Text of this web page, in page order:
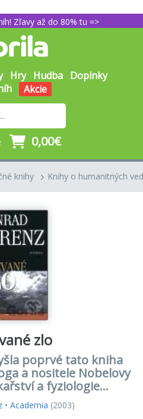
Zľavy až do 80% tu =>
Hry Hudba Doplnky
Akcie
0,00€
knihy Knihy o humanitných
zlo
poprvé tato kniha
a nositele Nobelovy
a fyziologie...
• Academia (2003)